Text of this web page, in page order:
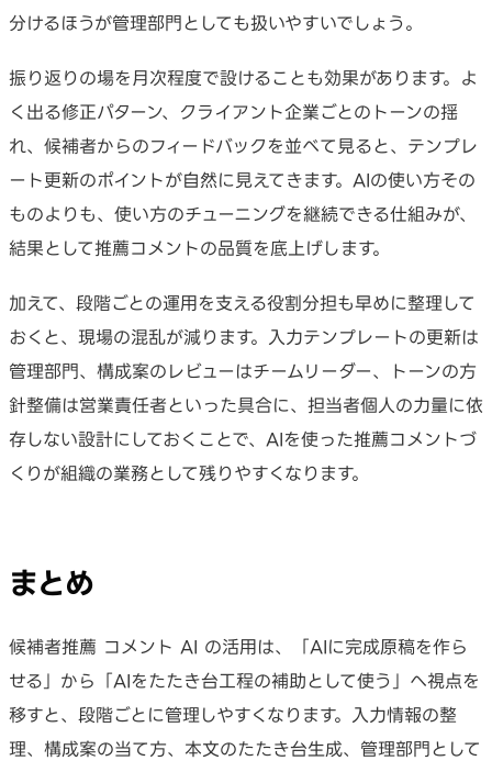
分けるほうが管理部門としても扱いやすいでしょう。
振り返りの場を月次程度で設けることも効果があります。よ
く出る修正パターン、クライアント企業ごとのトーンの揺
れ、候補者からのフィードバックを並べて見ると、テンプレ
ート更新のポイントが自然に見えてきます。AIの使い方その
ものよりも、使い方のチューニングを継続できる仕組みが、
結果として推薦コメントの品質を底上げします。
加えて、段階ごとの運用を支える役割分担も早めに整理して
おくと、現場の混乱が減ります。入力テンプレートの更新は
管理部門、構成案のレビューはチームリーダー、トーンの方
針整備は営業責任者といった具合に、担当者個人の力量に依
存しない設計にしておくことで、AIを使った推薦コメントづ
くりが組織の業務として残りやすくなります。
まとめ
候補者推薦 コメント AI の活用は、「AIに完成原稿を作ら
せる」から「AIをたたき台工程の補助として使う」へ視点を
移すと、段階ごとに管理しやすくなります。入力情報の整
理、構成案の当て方、本文のたたき台生成、管理部門として